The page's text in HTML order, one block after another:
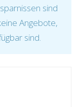
sind
Angebote,
sind.